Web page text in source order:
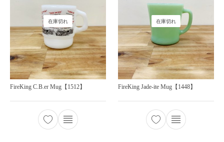
在庫切れ
FireKing C.B.er Mug【1512】
在庫切れ
FireKing Jade-ite Mug【1448】